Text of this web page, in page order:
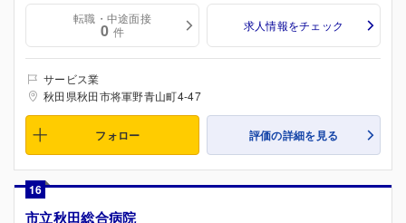
転職・中途面接
0 件 求人情報をチェック
サービス業
秋田県秋田市将軍野青山町4-47
フォロー 評価の詳細を見る
16
市立秋田総合病院